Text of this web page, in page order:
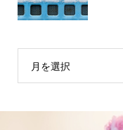
月を選択